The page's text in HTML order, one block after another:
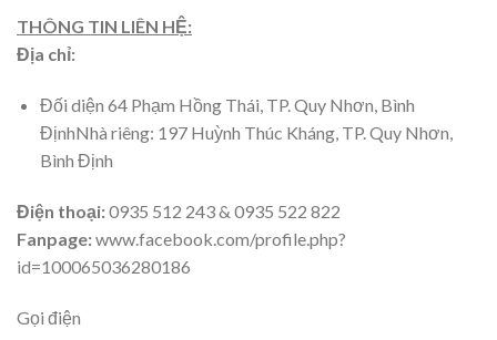
THÔNG TIN LIÊN HỆ:
Địa chỉ:
Đối diện 64 Phạm Hồng Thái, TP. Quy Nhơn, Bình
ĐịnhNhà riêng: 197 Huỳnh Thúc Kháng, TP. Quy Nhơn,
Bình Định
Điện thoại:0935 512 243 & 0935 522 822
Fanpage:www.facebook.com/profile.php?
id=100065036280186
Gọi điện